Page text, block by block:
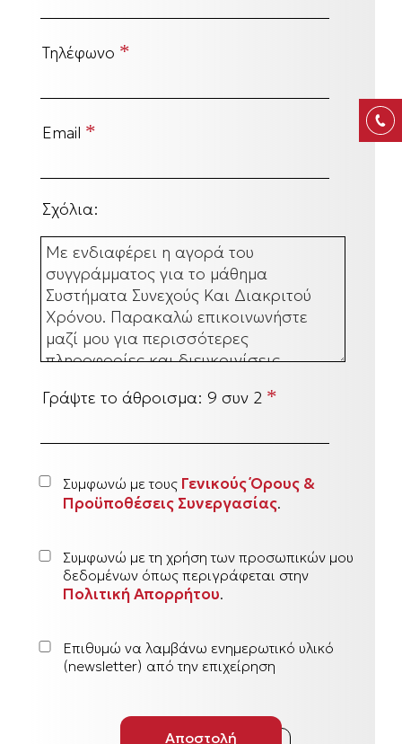
Τηλέφωνο *
Email *
Σχόλια:
Γράψτε το άθροισμα: 9 συν 2 *
Συμφωνώ με τους Γενικούς Όρους &
Προϋποθέσεις Συνεργασίας.
Συμφωνώ με τη χρήση των προσωπικών μου
δεδομένων όπως περιγράφεται στην
Πολιτική Απορρήτου.
Επιθυμώ να λαμβάνω ενημερωτικό υλικό
(newsletter) από την επιχείρηση